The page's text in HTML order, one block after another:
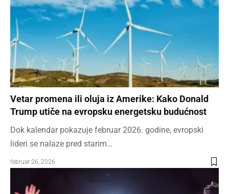
Vetar promena ili oluja iz Amerike: Kako Donald
Trump utiče na evropsku energetsku budućnost
Dok kalendar pokazuje februar 2026. godine, evropski
lideri se nalaze pred starim…
februar 26, 2026